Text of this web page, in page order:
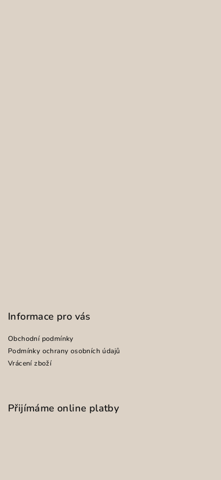
Informace pro vás
Obchodní podmínky
Podmínky ochrany osobních údajů
Vrácení zboží
Přijímáme online platby